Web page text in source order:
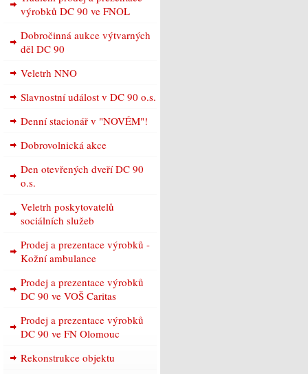
výrobků DC 90 ve FNOL
Dobročinná aukce výtvarných
děl DC 90
Veletrh NNO
Slavnostní událost v DC 90 o.s.
Denní stacionář v "NOVÉM"!
Dobrovolnická akce
Den otevřených dveří DC 90
o.s.
Veletrh poskytovatelů
sociálních služeb
Prodej a prezentace výrobků -
Kožní ambulance
Prodej a prezentace výrobků
DC 90 ve VOŠ Caritas
Prodej a prezentace výrobků
DC 90 ve FN Olomouc
Rekonstrukce objektu